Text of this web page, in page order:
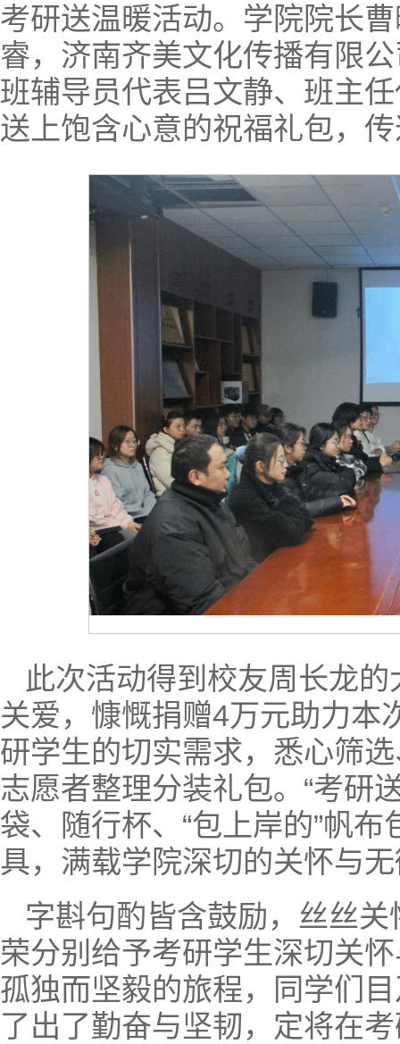
考研送温暖活动。学院院长
睿，济南齐美文化传播有限
班辅导员代表吕文静、班主
送上饱含心意的祝福礼包，
此次活动得到校友周长龙
关爱，慷慨捐赠4万元助力本
研学生的切实需求，悉心筛
志愿者整理分装礼包。“考研
袋、随行杯、“包上岸的”帆
具，满载学院深切的关怀与
字斟句酌皆含鼓励，丝丝
荣分别给予考研学生深切关
孤独而坚毅的旅程，同学们
了出了勤奋与坚韧，定将在